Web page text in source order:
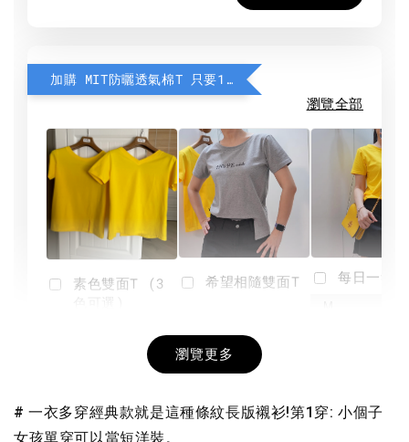
加購 MIT防曬透氣棉T 只要190元
瀏覽全部
素色雙面T (3
+
希望相隨雙面T
NT$ 190
-
每日一笑
瀏覽更多
# 一衣多穿經典款就是這種條紋長版襯衫!第1穿: 小個子
女孩單穿可以當短洋裝。